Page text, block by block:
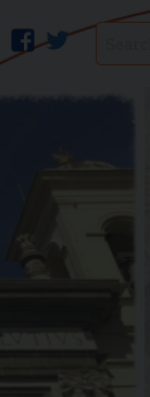
twitter
facebook